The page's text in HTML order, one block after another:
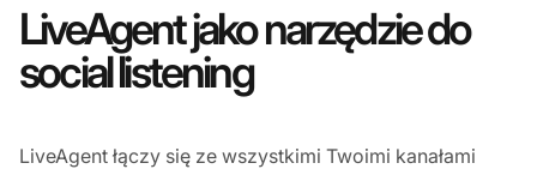
LiveAgent jako narzędzie do
social listening
LiveAgent łączy się ze wszystkimi Twoimi kanałami